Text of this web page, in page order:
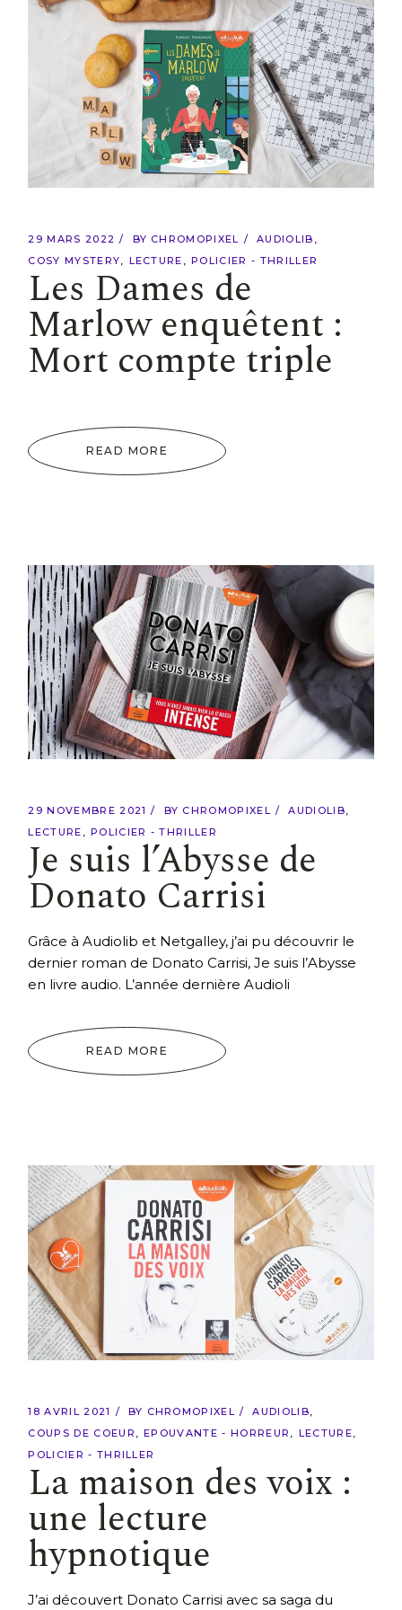
29 MARS 2022 BY CHROMOPIXEL
AUDIOLIB
COSY MYSTERY
LECTURE POLICIER - THRILLER
Les Dames de
Marlow enquêtent :
Mort compte triple
READ MORE
29 NOVEMBRE 2021 BY CHROMOPIXEL
AUDIOLIB
LECTURE
POLICIER - THRILLER
Je suis l’Abysse de
Donato Carrisi
Grâce à Audiolib et Netgalley, j’ai pu découvrir le
dernier roman de Donato Carrisi, Je suis l’Abysse
en livre audio. L’année dernière Audioli
READ MORE
18 AVRIL 2021 BY CHROMOPIXEL
AUDIOLIB
COUPS DE COEUR
EPOUVANTE - HORREUR
LECTURE
POLICIER - THRILLER
La maison des voix :
une lecture
hypnotique
J’ai découvert Donato Carrisi avec sa saga du